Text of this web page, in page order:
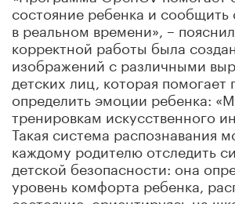
состояние ребенка и сообщить
в реальном времени», –
корректной работы была
изображений с различными
детских лиц, которая
определить эмоции ребенка:
тренировкам искусственного
Такая система распознавания
каждому родителю отследить
детской безопасности: она
уровень комфорта ребенка,